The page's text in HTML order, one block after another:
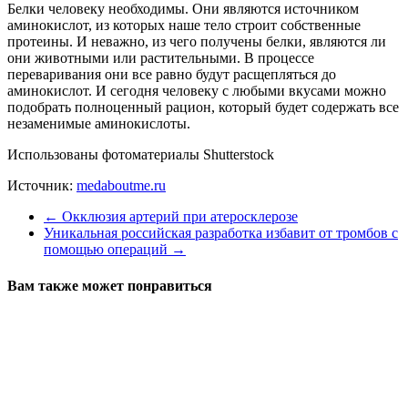
Белки человеку необходимы. Они являются источником
аминокислот, из которых наше тело строит собственные
протеины. И неважно, из чего получены белки, являются ли
они животными или растительными. В процессе
переваривания они все равно будут расщепляться до
аминокислот. И сегодня человеку с любыми вкусами можно
подобрать полноценный рацион, который будет содержать все
незаменимые аминокислоты.
Использованы фотоматериалы Shutterstock
Источник: medaboutme.ru
← Окклюзия артерий при атеросклерозе
Уникальная российская разработка избавит от тромбов с
помощью операций →
Вам также может понравиться